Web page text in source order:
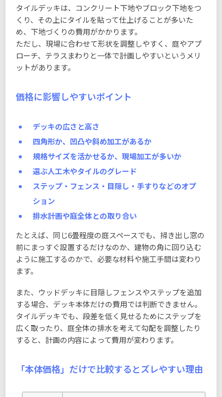
タイルデッキは、コンクリート下地やブロック下地をつ
くり、その上にタイルを貼って仕上げることが多いた
め、下地づくりの費用がかかります。
ただし、現場に合わせて形状を調整しやすく、庭やアプ
ローチ、テラスまわりと一体で計画しやすいというメリ
ットがあります。
価格に影響しやすいポイント
デッキの広さと高さ
四角形か、凹凸や斜め加工があるか
規格サイズを活かせるか、現場加工が多いか
選ぶ人工木やタイルのグレード
ステップ・フェンス・目隠し・手すりなどのオプ
ション
排水計画や庭全体との取り合い
たとえば、同じ6畳程度の庭スペースでも、掃き出し窓の
前にまっすぐ設置するだけなのか、建物の角に回り込む
ように施工するのかで、必要な材料や施工手間は変わり
ます。
また、ウッドデッキに目隠しフェンスやステップを追加
する場合、デッキ本体だけの費用では判断できません。
タイルデッキでも、段差を低く見せるためにステップを
広く取ったり、庭全体の排水を考えて勾配を調整したり
すると、計画の内容によって費用が変わります。
「本体価格」だけで比較するとズレやすい理由